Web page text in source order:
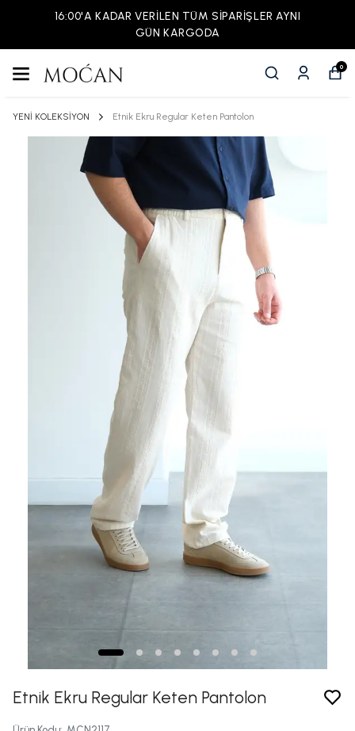
16:00'A KADAR VERİLEN TÜM SİPARİŞLER AYNI
GÜN KARGODA
0
YENİ KOLEKSİYON Etnik Ekru Regular Keten Pantolon
Etnik Ekru Regular Keten Pantolon